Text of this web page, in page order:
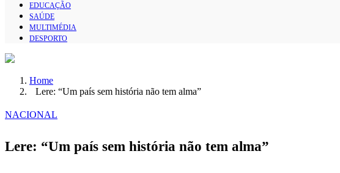
EDUCAÇÃO
SAÚDE
MULTIMÉDIA
DESPORTO
Home
Lere: “Um país sem história não tem alma”
NACIONAL
Lere: “Um país sem história não tem alma”